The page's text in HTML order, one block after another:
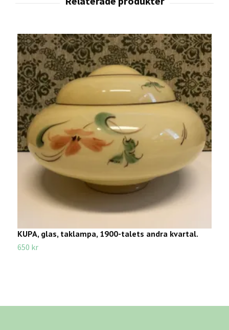
KUPA, glas, taklampa, 1900-talets andra kvartal.
650 kr